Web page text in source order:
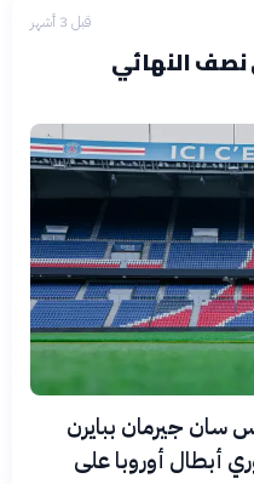
قبل 3 أشهر
النهائي
باريس سان جيرمان ببايرن
أبطال أوروبا على